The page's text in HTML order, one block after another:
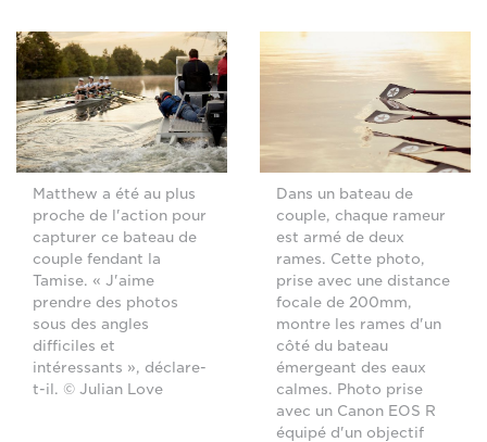
Matthew a été au plus
proche de l'action pour
capturer ce bateau de
couple fendant la
Tamise. « J'aime
prendre des photos
sous des angles
difficiles et
intéressants », déclare-
t-il. © Julian Love
Dans un bateau de
couple, chaque rameur
est armé de deux
rames. Cette photo,
prise avec une distance
focale de 200mm,
montre les rames d'un
côté du bateau
émergeant des eaux
calmes. Photo prise
avec un Canon EOS R
équipé d'un objectif